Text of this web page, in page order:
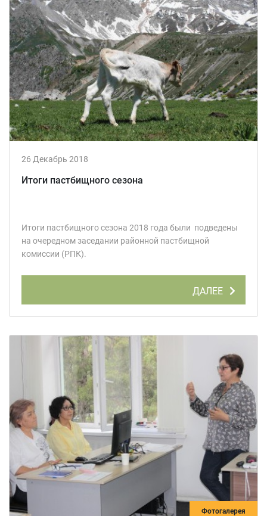
26 Декабрь 2018
Итоги пастбищного сезона
Итоги пастбищного сезона 2018 года были подведены
на очередном заседании районной пастбищной
комиссии (РПК).
ДАЛЕЕ
Фотогалерея